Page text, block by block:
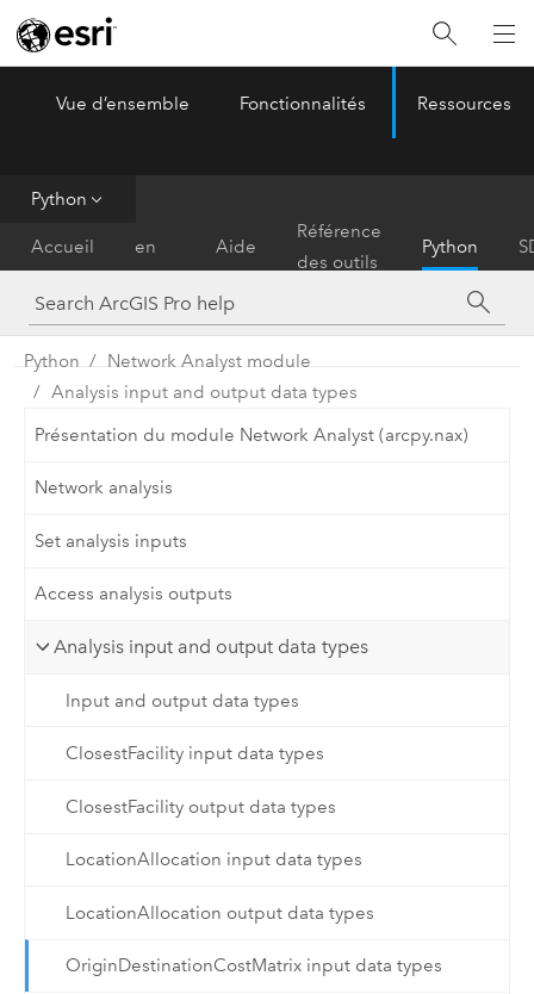
ArcGIS Pro
Vue d’ensemble Fonctionnalités Ressources
Python
Accueil
en
main
Aide
Référence
des outils
Python
Python
Network Analyst module
Analysis input and output data types
Présentation du module Network Analyst (arcpy.nax)
Network analysis
Set analysis inputs
Access analysis outputs
Analysis input and output data types
Input and output data types
ClosestFacility input data types
ClosestFacility output data types
LocationAllocation input data types
LocationAllocation output data types
OriginDestinationCostMatrix input data types